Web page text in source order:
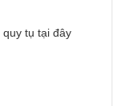
tụ tại đây